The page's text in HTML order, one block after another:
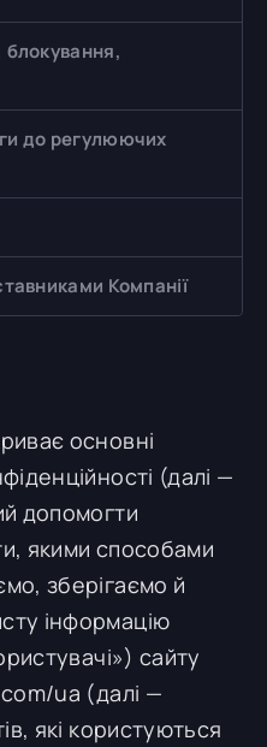
блокування,
до регулюючих
Компанії
основні
(далі —
допомогти
якими способами
зберігаємо й
інформацію
сайту
ua (далі —
які користуються